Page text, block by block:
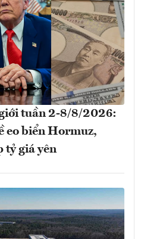
tuần 2-8/8/2026:
eo biển Hormuz,
tỷ giá yên